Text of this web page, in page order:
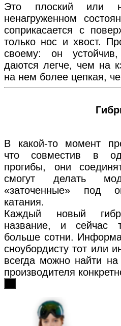
Это плоский или
ненагруженном
соприкасается с
только нос и хвост.
своему: он
даются легче, чем на
на нем более цепкая,
В какой-то момент
что совместив в
прогибы, они
смогут делать
«заточенные» под
катания.
Каждый новый
название, и сейчас
больше сотни.
сноубордисту тот или
всегда можно найти
производителя